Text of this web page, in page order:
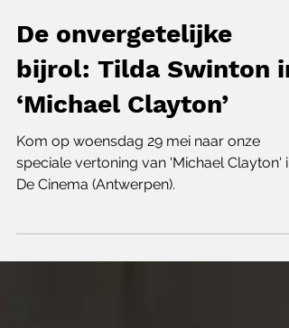
Thomas Heerma van Voss
22 apr 2024
3 minuten om te lezen
De onvergetelijke
bijrol: Tilda Swinton in
‘Michael Clayton’
Kom op woensdag 29 mei naar onze
De Cinema (Antwerpen).